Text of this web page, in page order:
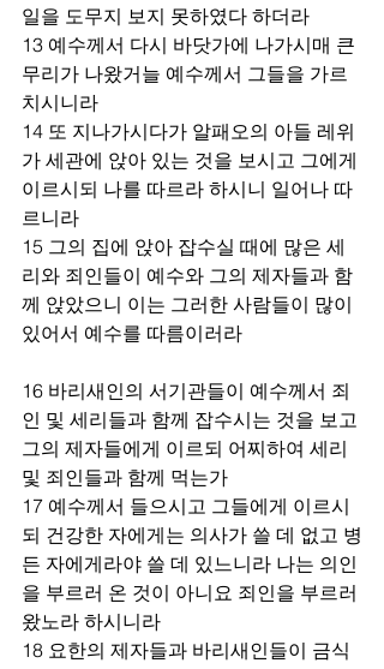
일을 도무지 보지 못하였다 하더라
13 예수께서 다시 바닷가에 나가시매 큰
무리가 나왔거늘 예수께서 그들을 가르
치시니라
14 또 지나가시다가 알패오의 아들 레위
가 세관에 앉아 있는 것을 보시고 그에게
이르시되 나를 따르라 하시니 일어나 따
르니라
15 그의 집에 앉아 잡수실 때에 많은 세
리와 죄인들이 예수와 그의 제자들과 함
께 앉았으니 이는 그러한 사람들이 많이
있어서 예수를 따름이러라
16 바리새인의 서기관들이 예수께서 죄
인 및 세리들과 함께 잡수시는 것을 보고
그의 제자들에게 이르되 어찌하여 세리
및 죄인들과 함께 먹는가
17 예수께서 들으시고 그들에게 이르시
되 건강한 자에게는 의사가 쓸 데 없고 병
든 자에게라야 쓸 데 있느니라 나는 의인
을 부르러 온 것이 아니요 죄인을 부르러
왔노라 하시니라
18 요한의 제자들과 바리새인들이 금식